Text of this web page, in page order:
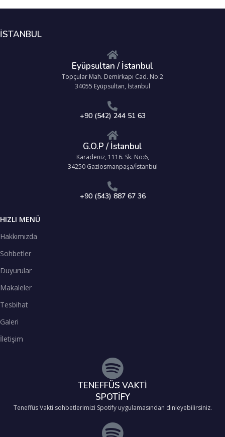
İSTANBUL
Eyüpsultan / İstanbul
Topçular Mah. Demirkapı Cad. No:2
34055 Eyüpsultan, İstanbul
+90 (542) 244 51 63
G.O.P / İstanbul
Karadeniz, 1116. Sk. No:6,
34250 Gaziosmanpaşa/İstanbul
+90 (543) 887 67 36
HIZLI MENÜ
Hakkımızda
Sohbetler
Duyurular
Makaleler
Tesbihat
Galeri
İletişim
TENEFFÜS VAKTİ
SPOTİFY
Teneffüs Vakti sohbetlerimizi Spotify uygulamasından dinleyebilirsiniz.